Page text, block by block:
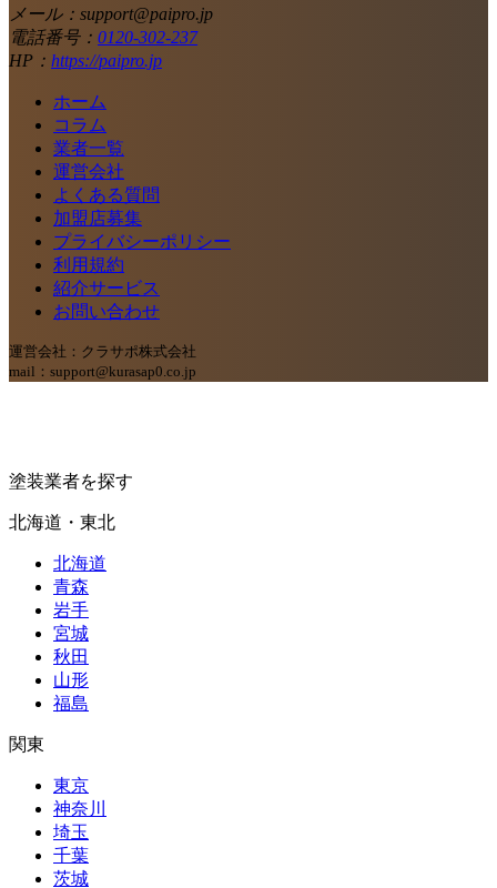
メール：support@paipro.jp
電話番号： 0120-302-237
HP： https://paipro.jp
ホーム
コラム
業者一覧
運営会社
よくある質問
加盟店募集
プライバシーポリシー
利用規約
紹介サービス
お問い合わせ
運営会社：クラサポ株式会社
mail：support@kurasap0.co.jp
塗装業者を探す
北海道・東北
北海道
青森
岩手
宮城
秋田
山形
福島
関東
東京
神奈川
埼玉
千葉
茨城